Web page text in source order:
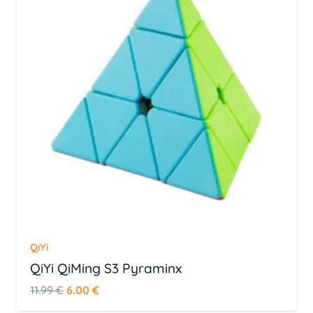
QiYi
QiYi QiMing S3 Pyraminx
11.99€ Algne
hind
6.00€Praegune
hind